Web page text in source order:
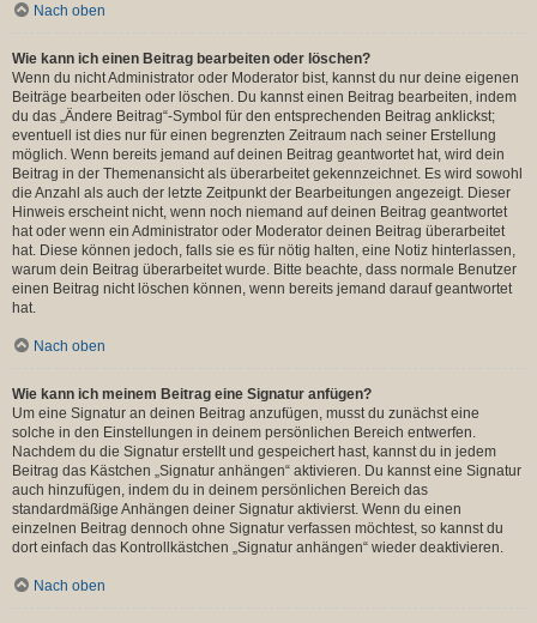
Nach oben
Wie kann ich einen Beitrag bearbeiten oder löschen?
Wenn du nicht Administrator oder Moderator bist, kannst du nur deine eigenen
Beiträge bearbeiten oder löschen. Du kannst einen Beitrag bearbeiten, indem
du das „Ändere Beitrag“-Symbol für den entsprechenden Beitrag anklickst;
eventuell ist dies nur für einen begrenzten Zeitraum nach seiner Erstellung
möglich. Wenn bereits jemand auf deinen Beitrag geantwortet hat, wird dein
Beitrag in der Themenansicht als überarbeitet gekennzeichnet. Es wird sowohl
die Anzahl als auch der letzte Zeitpunkt der Bearbeitungen angezeigt. Dieser
Hinweis erscheint nicht, wenn noch niemand auf deinen Beitrag geantwortet
hat oder wenn ein Administrator oder Moderator deinen Beitrag überarbeitet
hat. Diese können jedoch, falls sie es für nötig halten, eine Notiz hinterlassen,
warum dein Beitrag überarbeitet wurde. Bitte beachte, dass normale Benutzer
einen Beitrag nicht löschen können, wenn bereits jemand darauf geantwortet
hat.
Nach oben
Wie kann ich meinem Beitrag eine Signatur anfügen?
Um eine Signatur an deinen Beitrag anzufügen, musst du zunächst eine
solche in den Einstellungen in deinem persönlichen Bereich entwerfen.
Nachdem du die Signatur erstellt und gespeichert hast, kannst du in jedem
Beitrag das Kästchen „Signatur anhängen“ aktivieren. Du kannst eine Signatur
auch hinzufügen, indem du in deinem persönlichen Bereich das
standardmäßige Anhängen deiner Signatur aktivierst. Wenn du einen
einzelnen Beitrag dennoch ohne Signatur verfassen möchtest, so kannst du
dort einfach das Kontrollkästchen „Signatur anhängen“ wieder deaktivieren.
Nach oben